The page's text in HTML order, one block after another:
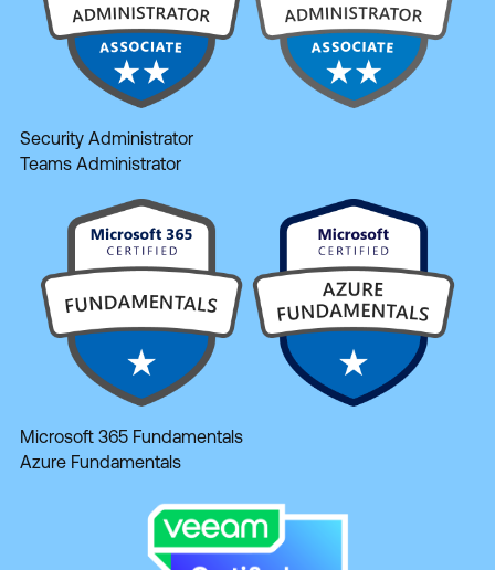
Security Administrator
Teams Administrator
Microsoft 365 Fundamentals
Azure Fundamentals